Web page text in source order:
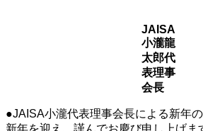
JAISA
小瀧龍
太郎代
表理事
会長
●JAISA小瀧代表理事会長による新年